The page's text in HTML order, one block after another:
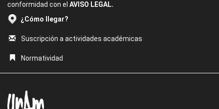
conformidad con el AVISO LEGAL.
¿Cómo llegar?
Suscripción a actividades académicas
Normatividad